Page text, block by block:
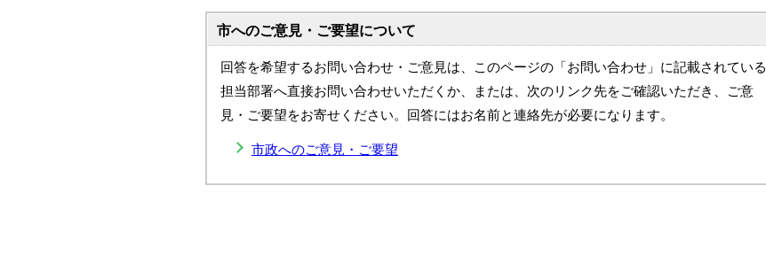
市へのご意見・ご要望について
回答を希望するお問い合わせ・ご意見は、このページの「お問い合わせ」に記載されている
担当部署へ直接お問い合わせいただくか、または、次のリンク先をご確認いただき、ご意
見・ご要望をお寄せください。回答にはお名前と連絡先が必要になります。
市政へのご意見・ご要望